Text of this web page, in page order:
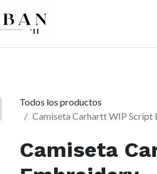
Todos los productos
Camiseta Carhartt WIP
Camiseta